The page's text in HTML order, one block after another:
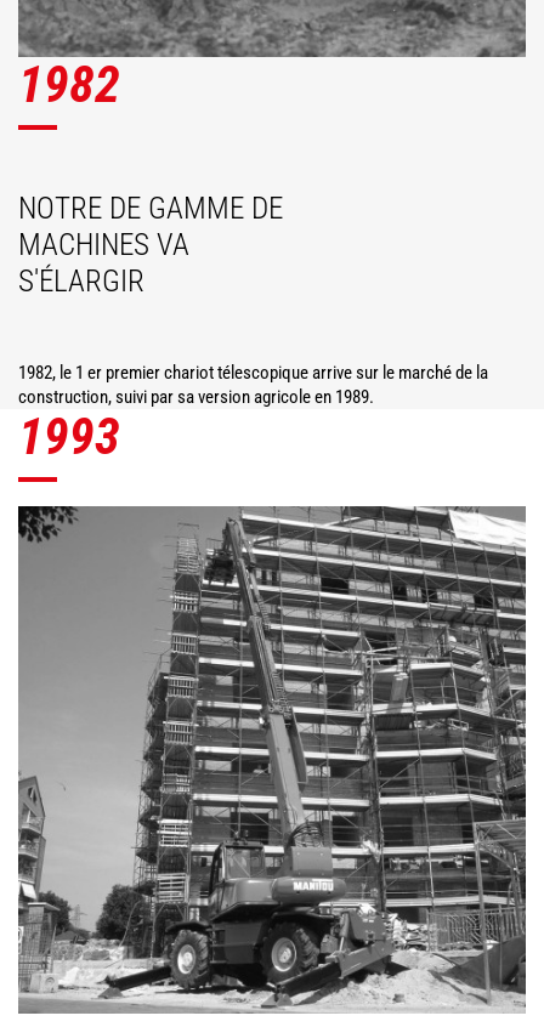
1982
NOTRE DE GAMME DE
MACHINES VA
S'ÉLARGIR
1982, le 1 er premier chariot télescopique arrive sur le marché de la
construction, suivi par sa version agricole en 1989.
1993